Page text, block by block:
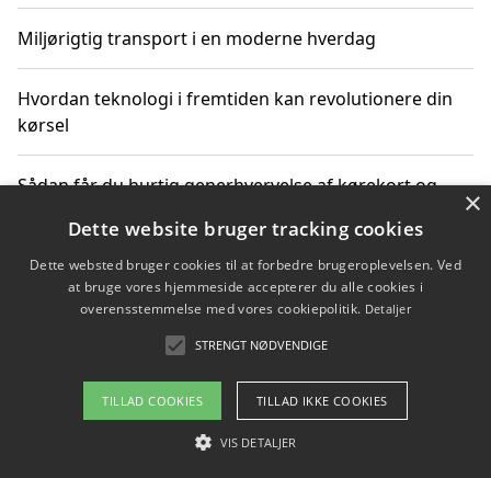
Miljørigtig transport i en moderne hverdag
Hvordan teknologi i fremtiden kan revolutionere din
kørsel
Sådan får du hurtig generhvervelse af kørekort og
Sådan lærer du miljørigtig kørsel hos en køreskole i
Gentofte
Copyright 2026 - Pilanto Aps
Om / kontakt
×
Dette website bruger tracking cookies
Dette websted bruger cookies til at forbedre brugeroplevelsen. Ved
at bruge vores hjemmeside accepterer du alle cookies i
overensstemmelse med vores cookiepolitik. Detaljer
STRENGT NØDVENDIGE
TILLAD COOKIES TILLAD IKKE COOKIES
VIS DETALJER